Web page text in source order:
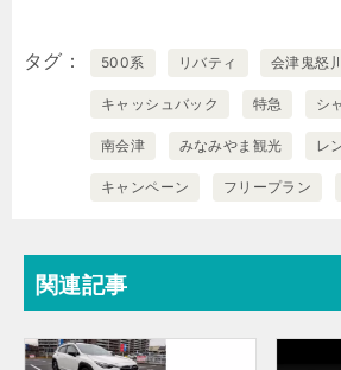
タグ 500系 リバティ 会津鬼怒
キャッシュバック 特急 シ
南会津 みなみやま観光 レ
キャンペーン フリープラン
関連記事